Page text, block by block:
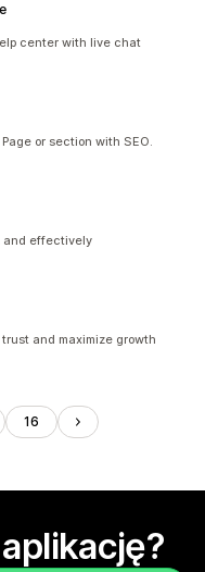
center with live chat
or section with SEO.
and effectively
and maximize growth
16